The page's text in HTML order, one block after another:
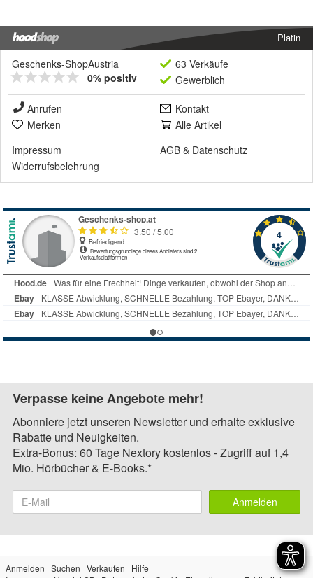
Platin
Geschenks-ShopAustria
0% positiv
63 Verkäufe
Gewerblich
Anrufen
Kontakt
Merken
Alle Artikel
Impressum
AGB & Datenschutz
Widerrufsbelehrung
Verpasse keine Angebote mehr!
Abonniere jetzt unseren Newsletter und erhalte exklusive
Rabatte und Neuigkeiten.
Extra-Bonus: 60 Tage Nextory kostenlos - Zugriff auf 1,4
Mio. Hörbücher & E-Books.*
Anmelden
Anmelden Suchen Verkaufen
Hilfe